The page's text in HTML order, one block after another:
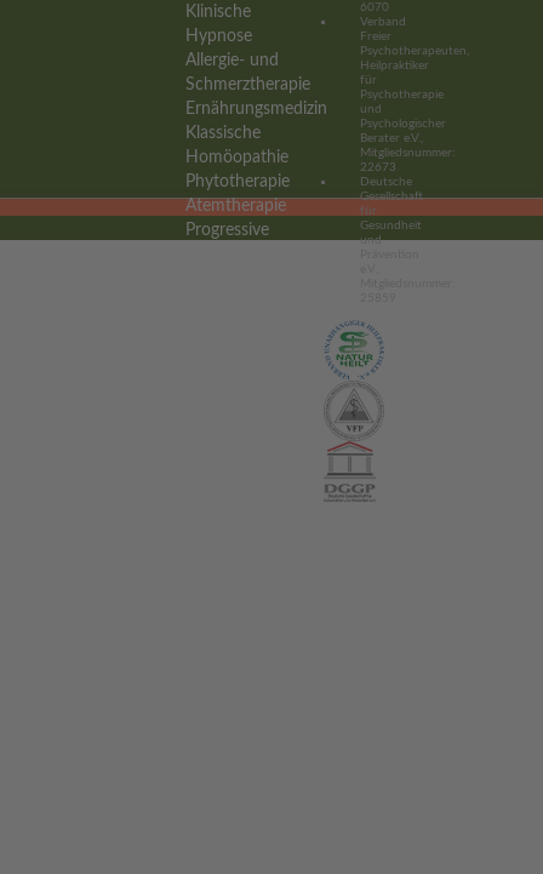
Klinische
Hypnose
Allergie- und
Schmerztherapie
Ernährungsmedizin
Klassische
Homöopathie
Phytotherapie
Atemtherapie
Progressive
6070
Verband
Freier
Psychotherapeuten,
Heilpraktiker
für
Psychotherapie
und
Psychologischer
Berater e.V.,
Mitgliedsnummer:
22673
Deutsche
Gesellschaft
für
Gesundheit
und